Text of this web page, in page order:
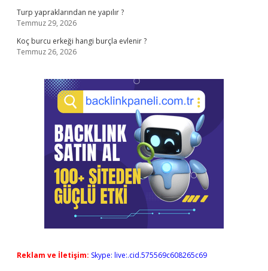
Turp yapraklarından ne yapılır ?
Temmuz 29, 2026
Koç burcu erkeği hangi burçla evlenir ?
Temmuz 26, 2026
Reklam ve İletişim: Skype: live:.cid.575569c608265c69